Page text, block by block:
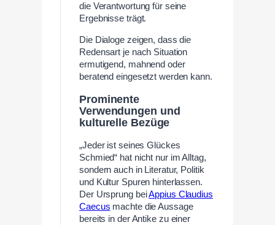
die Verantwortung für seine
Ergebnisse trägt.
Die Dialoge zeigen, dass die
Redensart je nach Situation
ermutigend, mahnend oder
beratend eingesetzt werden kann.
Prominente
Verwendungen und
kulturelle Bezüge
„Jeder ist seines Glückes
Schmied“ hat nicht nur im Alltag,
sondern auch in Literatur, Politik
und Kultur Spuren hinterlassen.
Der Ursprung beiAppius Claudius
Caecus machte die Aussage
bereits in der Antike zu einer